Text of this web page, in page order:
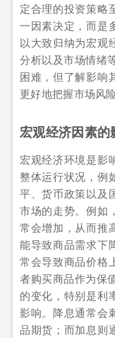
定合理的投资策略
一因素决定，而是
以大致归纳为宏观
分析以及市场情绪
困难，但了解影响
更好地把握市场风
宏观经济因素的
宏观经济环境是影
整体运行状况，例
平、货币政策以及
市场的走势。例如
常会增加，从而推
能导致商品需求下
常会导致商品价格
者购买商品作为保
的变化，特别是利
影响。降息通常会
品期货；而加息则